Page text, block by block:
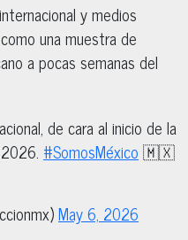
y medios
una muestra de
a pocas semanas del
de cara al inicio de la
#SomosMéxico 🇲🇽
May 6, 2026